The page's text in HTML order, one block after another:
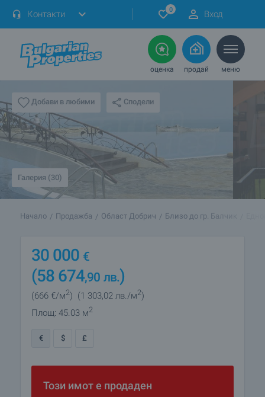
Контакти 0 Вход
оценка продай меню
Добави в любими Сподели
Галерия (30)
Начало Продажба Област Добрич Близо до гр. Балчик
30 000 €
(58 674,90 лв.)
(666 €/м2) (1 303,02 лв./м2)
Площ: 45.03 м2
€ $ £
Този имот е продаден